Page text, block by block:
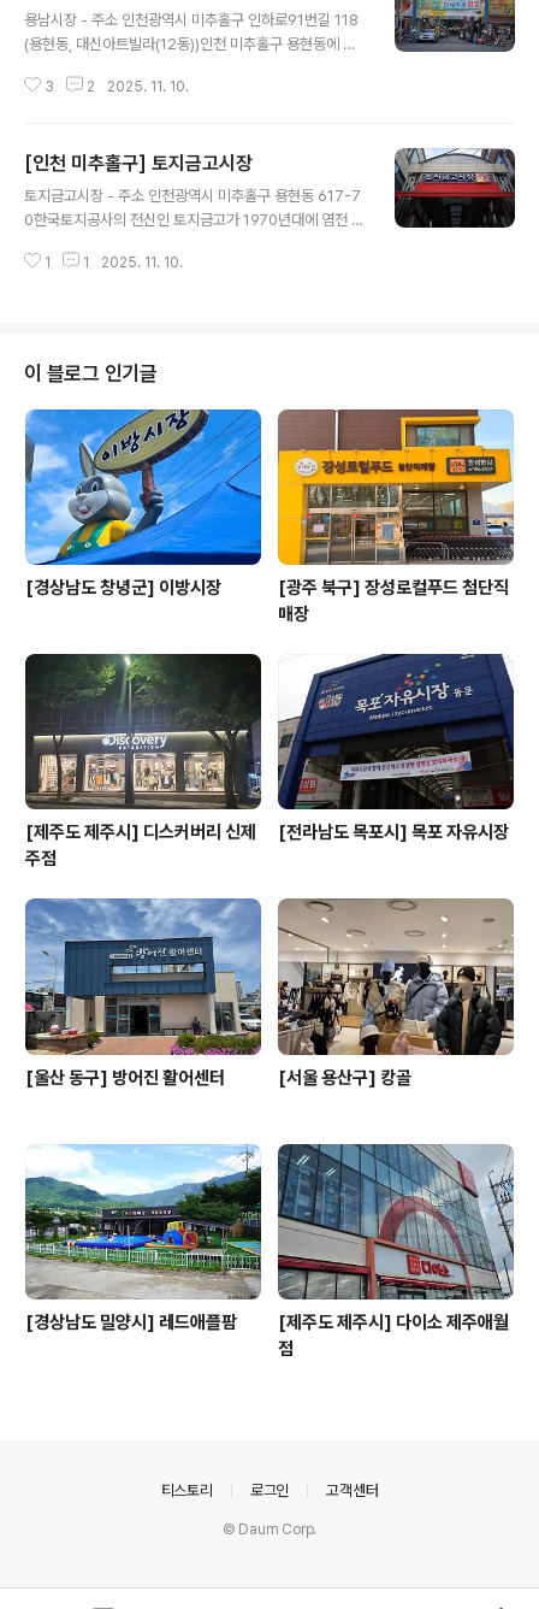
용남시장 - 주소 인천광역시 미추홀구 인하로91번길 118
(용현동, 대신아트빌라(12동))인천 미추홀구 용현동에 위
포가 운영 중이다. 용남시장에는 새우, 꽃게 등 서해에서 나
드가 설치되어 있고, 간판 정렬과 바닥 보도 공사가 잘 되어
있어 쾌적한 환경에서 장보기를 할 수 있다. ※ 소개 정보 -
영업시간 : 점포별 상이함 - 쉬는날 : 점포별 상이함 - 개장
문의및안내 : 032-868-2349 - 주차시설 : 가능 - 화장
3 2 2025. 11. 10.
[인천 미추홀구] 토지금고시장
토지금고시장 - 주소 인천광역시 미추홀구 용현동 617-7
0한국토지공사의 전신인 토지금고가 1970년대에 염전 및
장이 생기면서 토지금고시장이라는 특이한 이름이 붙여졌
고 있어서 이용이 편리한 시장이다. 간편하게 포장해 갈 수
있는 즉석 돈가스, 샐러드, 마카롱 등 테이크아웃 가게들이
인기다. ※ 소개 정보 - 영업시간 : 점포별 상이 - 쉬는날 :
점포별 상이 - 개장일 : 상설 시장 - 판매품목 : 식료품 / 생
활잡화 / 의류 등 - 문의및안내 : 032-887-8987 ..
1 1 2025. 11. 10.
이 블로그 인기글
[경상남도 창녕군] 이방시장
[광주 북구] 장성로컬푸드 첨단직
매장
[제주도 제주시] 디스커버리 신제
주점
[전라남도 목포시] 목포 자유시장
[울산 동구] 방어진 활어센터 [서울 용산구] 캉골
[경상남도 밀양시] 레드애플팜
[제주도 제주시] 다이소 제주애월
점
티스토리 로그인 고객센터
© Daum Corp.